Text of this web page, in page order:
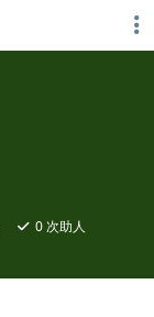
0次助人